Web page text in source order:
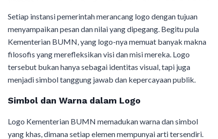
Setiap instansi pemerintah merancang logo dengan tujuan
menyampaikan pesan dan nilai yang dipegang. Begitu pula
Kementerian BUMN, yang logo-nya memuat banyak makna
filosofis yang merefleksikan visi dan misi mereka. Logo
tersebut bukan hanya sebagai identitas visual, tapi juga
menjadi simbol tanggung jawab dan kepercayaan publik.
Simbol dan Warna dalam Logo
Logo Kementerian BUMN memadukan warna dan simbol
yang khas, dimana setiap elemen mempunyai arti tersendiri.